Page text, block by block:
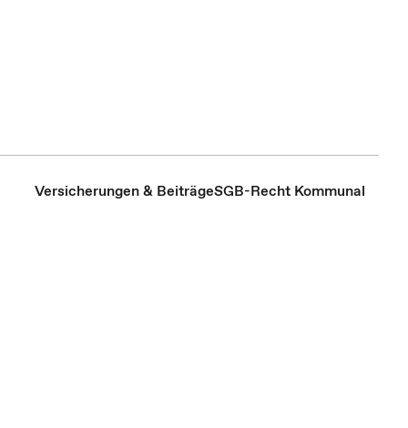
Versicherungen & BeiträgeSGB-Recht Kommunal